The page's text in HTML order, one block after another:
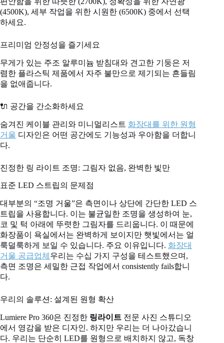
(4500K), 세부 작업을 위한 시원한 (6500K) 중에서 선택
하세요.
프리미엄 안정성을 즐기세요
무게가 있는 주조 알루미늄 받침대와 견고한 기둥은 저
렴한 플라스틱 제품에서 자주 불만으로 제기되는 흔들림
을 없애줍니다.
🔌 공간을 간소화하세요
숨겨진 케이블 관리와 미니멀리스트 화장대를 위한 원형
거울 디자인은 어떤 공간에도 기능성과 우아함을 더합니
다.
진정한 링 라이트 조명: 그림자 없음, 완벽한 빛만
표준 LED 스트립의 문제점
대부분의 “조명 거울”은 측면이나 상단에 간단한 LED 스
트립을 사용합니다. 이는 불균일한 조명을 생성하여 눈,
코 및 턱 아래에 뚜렷한 그림자를 드리웁니다. 이 때문에
화장품이 욕실에서는 완벽하게 보이지만 햇빛에서는 얼
룩덜룩하게 보일 수 있습니다. 주요 이유입니다. 화장대
거울 공급업체 우리는 수십 가지 구성을 테스트했으며,
측면 조명은 세밀한 근접 작업에서 consistently fails합니
다.
우리의 솔루션: 설계된 원형 확산
Lumiere Pro 360은 진정한 링라이트 전문 사진 스튜디오
에서 영감을 받은 디자인. 하지만 우리는 더 나아갔습니
다. 우리는 단순히 LED를 원형으로 배치하지 않고, 독창